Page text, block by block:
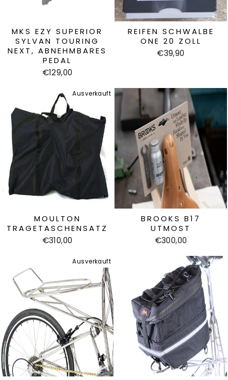
MKS EZY SUPERIOR
SYLVAN TOURING
NEXT, ABNEHMBARES
PEDAL
€129,00
REIFEN SCHWALBE
ONE 20 ZOLL
€39,90
Ausverkauft
MOULTON
TRAGETASCHENSATZ
€310,00
BROOKS B17
UTMOST
€300,00
Ausverkauft